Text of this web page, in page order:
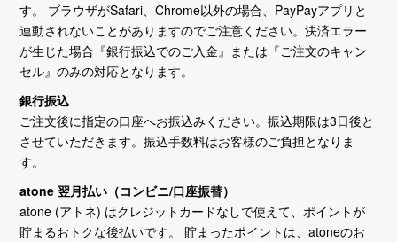
す。 ブラウザがSafari、Chrome以外の場合、PayPayアプリと
連動されないことがありますのでご注意ください。決済エラー
が生じた場合『銀行振込でのご入金』または『ご注文のキャン
セル』のみの対応となります。
銀行振込
ご注文後に指定の口座へお振込みください。振込期限は3日後と
させていただきます。振込手数料はお客様のご負担となりま
す。
atone 翌月払い（コンビニ/口座振替）
atone (アトネ) はクレジットカードなしで使えて、ポイントが
貯まるおトクな後払いです。 貯まったポイントは、atoneのお